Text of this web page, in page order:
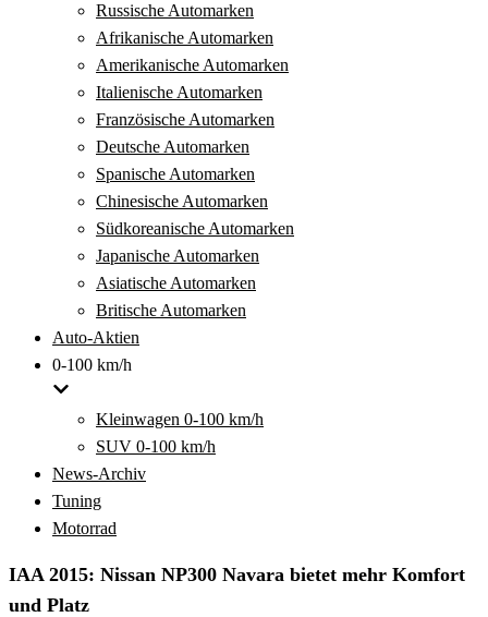
Russische Automarken
Afrikanische Automarken
Amerikanische Automarken
Italienische Automarken
Französische Automarken
Deutsche Automarken
Spanische Automarken
Chinesische Automarken
Südkoreanische Automarken
Japanische Automarken
Asiatische Automarken
Britische Automarken
Auto-Aktien
0-100 km/h
Kleinwagen 0-100 km/h
SUV 0-100 km/h
News-Archiv
Tuning
Motorrad
IAA 2015: Nissan NP300 Navara bietet mehr Komfort
und Platz